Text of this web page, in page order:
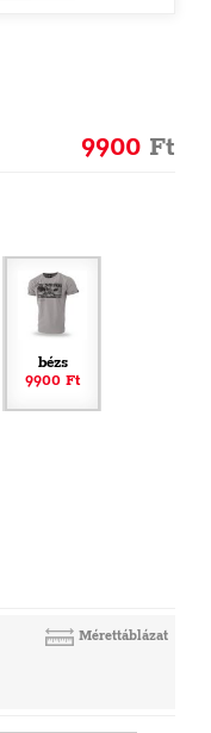
9900 Ft
bézs
9900 Ft
Mérettáblázat